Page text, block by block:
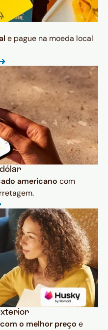
e pague na moeda local
americano com
o melhor preço e